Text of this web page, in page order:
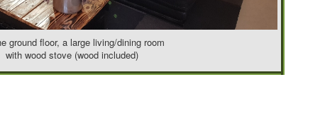
ground floor, a large living/dining room
with wood stove (wood included)